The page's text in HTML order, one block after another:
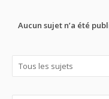
Aucun sujet n’a été